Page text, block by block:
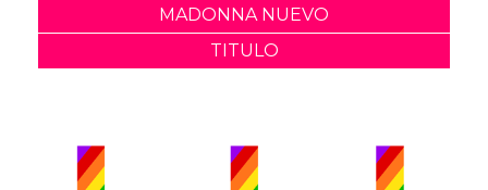
MADONNA NUEVO
TITULO